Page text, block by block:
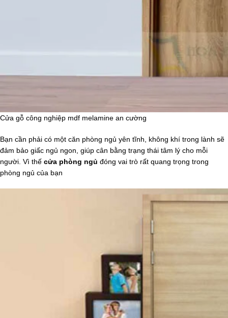
Cửa gỗ công nghiệp mdf melamine an cường
Bạn cần phải có một căn phòng ngủ yên tĩnh, không khí trong lành sẽ
đảm bảo giấc ngủ ngon, giúp cân bằng trạng thái tâm lý cho mỗi
người. Vì thế cửa phòng ngủ đóng vai trò rất quang trọng trong
phòng ngủ của bạn